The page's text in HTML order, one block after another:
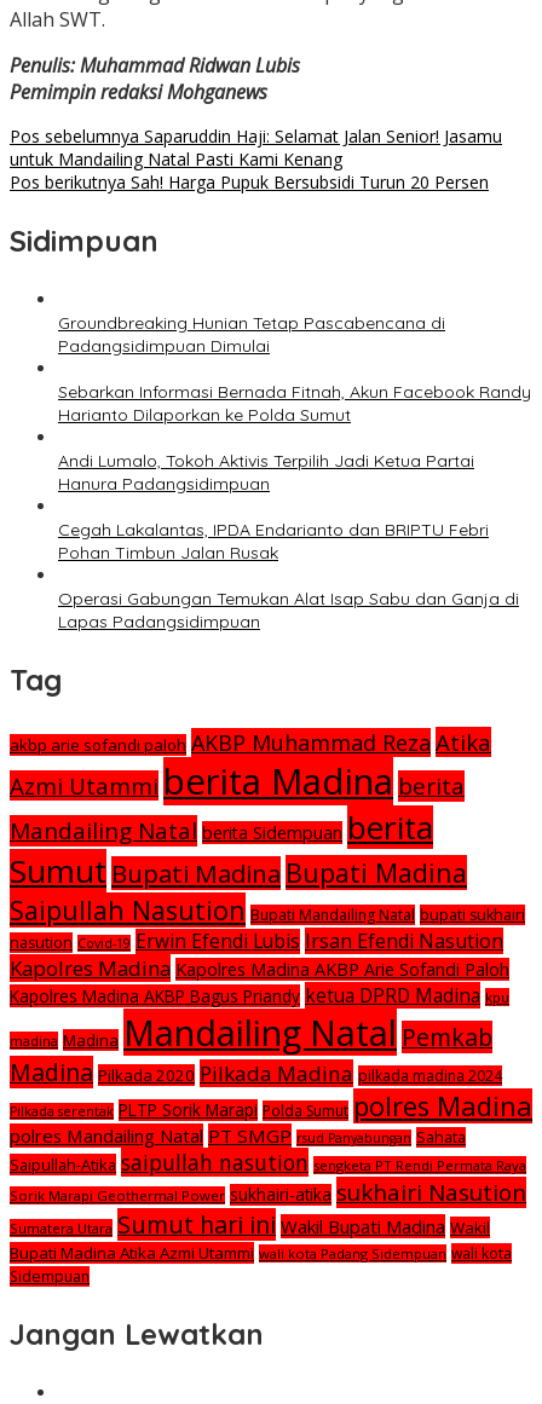
Allah SWT.
Penulis: Muhammad Ridwan Lubis
Pemimpin redaksi Mohganews
Navigasi
pos
Pos sebelumnya Saparuddin Haji: Selamat Jalan Senior! Jasamu
untuk Mandailing Natal Pasti Kami Kenang
Pos berikutnya Sah! Harga Pupuk Bersubsidi Turun 20 Persen
Sidimpuan
Groundbreaking Hunian Tetap Pascabencana di
Padangsidimpuan Dimulai
Sebarkan Informasi Bernada Fitnah, Akun Facebook Randy
Harianto Dilaporkan ke Polda Sumut
Andi Lumalo, Tokoh Aktivis Terpilih Jadi Ketua Partai
Hanura Padangsidimpuan
Cegah Lakalantas, IPDA Endarianto dan BRIPTU Febri
Pohan Timbun Jalan Rusak
Operasi Gabungan Temukan Alat Isap Sabu dan Ganja di
Lapas Padangsidimpuan
Tag
akbp arie sofandi paloh AKBP Muhammad Reza Atika
Azmi Utammi berita Madina berita
Mandailing Natal berita Sidempuan berita
Sumut Bupati Madina Bupati Madina
Saipullah Nasution Bupati Mandailing Natal bupati sukhairi
nasution Covid-19 Erwin Efendi Lubis Irsan Efendi Nasution
Kapolres Madina Kapolres Madina AKBP Arie Sofandi Paloh
Kapolres Madina AKBP Bagus Priandy ketua DPRD Madina kpu
madina Madina Mandailing Natal Pemkab
Madina Pilkada 2020 Pilkada Madina pilkada madina 2024
Pilkada serentak PLTP Sorik Marapi Polda Sumut polres Madina
polres Mandailing Natal PT SMGP rsud Panyabungan Sahata
Saipullah-Atika saipullah nasution sengketa PT Rendi Permata Raya
Sorik Marapi Geothermal Power sukhairi-atika sukhairi Nasution
Sumatera Utara Sumut hari ini Wakil Bupati Madina Wakil
Bupati Madina Atika Azmi Utammi wali kota Padang Sidempuan wali kota
Sidempuan
Jangan Lewatkan